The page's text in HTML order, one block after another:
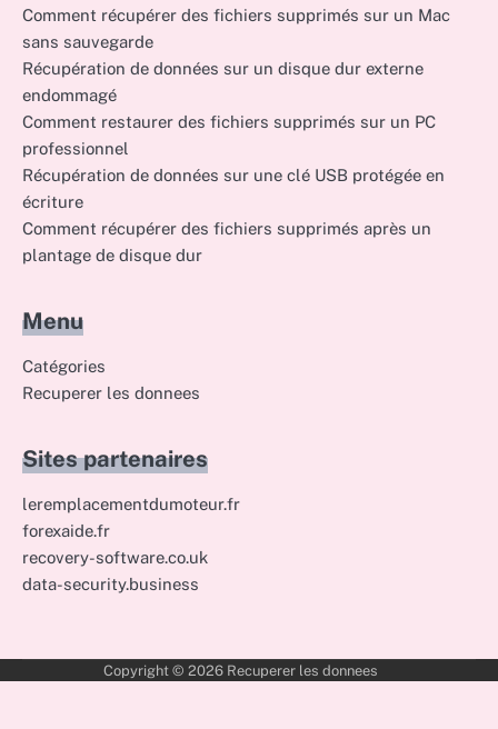
Comment récupérer des fichiers supprimés sur un Mac
sans sauvegarde
Récupération de données sur un disque dur externe
endommagé
Comment restaurer des fichiers supprimés sur un PC
professionnel
Récupération de données sur une clé USB protégée en
écriture
Comment récupérer des fichiers supprimés après un
plantage de disque dur
Menu
Catégories
Recuperer les donnees
Sites partenaires
leremplacementdumoteur.fr
forexaide.fr
recovery-software.co.uk
data-security.business
Copyright © 2026 Recuperer les donnees